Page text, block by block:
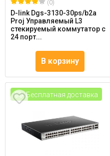
(0)
D-link Dgs-3130-30ps/b2a
Proj Управляемый L3
стекируемый коммутатор с
24 порт...
В корзину
Бесплатная доставка